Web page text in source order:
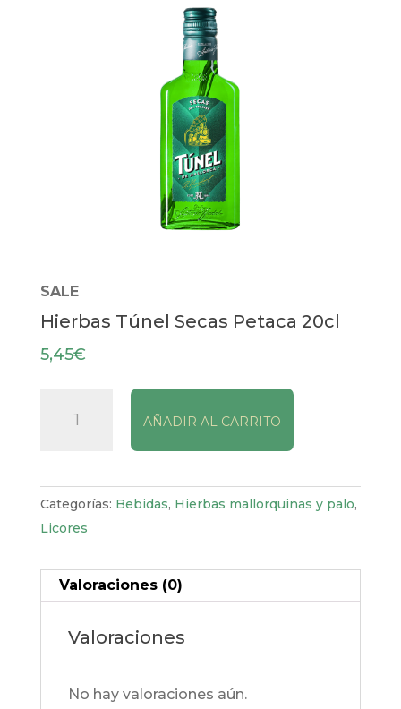
SALE
Hierbas Túnel Secas Petaca 20cl
5,45€
Túnel
20cl
cantidad
AÑADIR AL CARRITO
Categorías: Bebidas, Hierbas mallorquinas y palo,
Licores
Valoraciones (0)
Valoraciones
No hay valoraciones aún.